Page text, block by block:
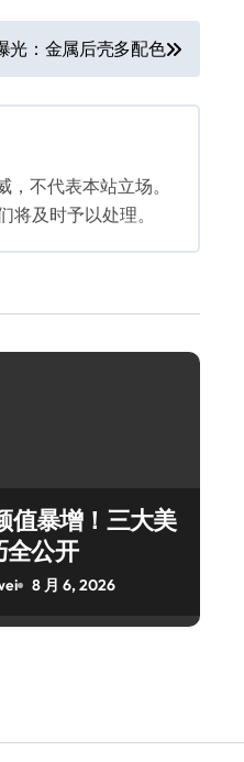
光：金属后壳多配色
不代表本站立场。
及时予以处理。
值暴增！三大美
全公开
8 月 6, 2026